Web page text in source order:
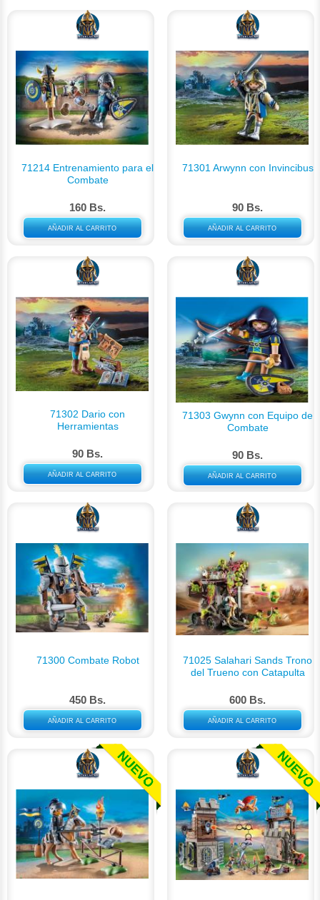
71214 Entrenamiento para el
Combate
160 Bs.
AÑADIR AL CARRITO
71301 Arwynn con Invincibus
90 Bs.
AÑADIR AL CARRITO
71302 Dario con
Herramientas
90 Bs.
AÑADIR AL CARRITO
71303 Gwynn con Equipo de
Combate
90 Bs.
AÑADIR AL CARRITO
71300 Combate Robot
450 Bs.
AÑADIR AL CARRITO
71025 Salahari Sands Trono
del Trueno con Catapulta
600 Bs.
AÑADIR AL CARRITO